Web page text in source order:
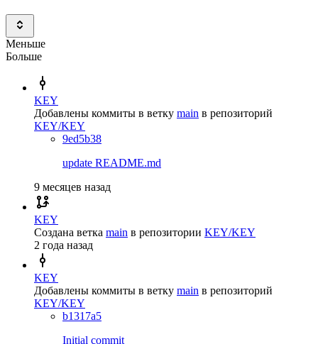
Меньше
Больше
KEY
Добавлены коммиты в ветку main в репозиторий
KEY/KEY
9ed5b38
update README.md
9 месяцев назад
KEY
Создана ветка main в репозитории KEY/KEY
2 года назад
KEY
Добавлены коммиты в ветку main в репозиторий
KEY/KEY
b1317a5
Initial commit